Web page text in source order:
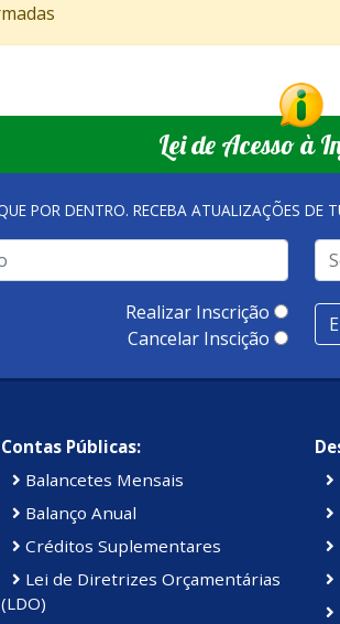
Lei de Acesso à
POR DENTRO. RECEBA ATUALIZAÇÕES DE
Realizar Inscrição
Cancelar Inscição
Contas Públicas:
Balancetes Mensais
Balanço Anual
Créditos Suplementares
Lei de Diretrizes Orçamentárias
(LDO)